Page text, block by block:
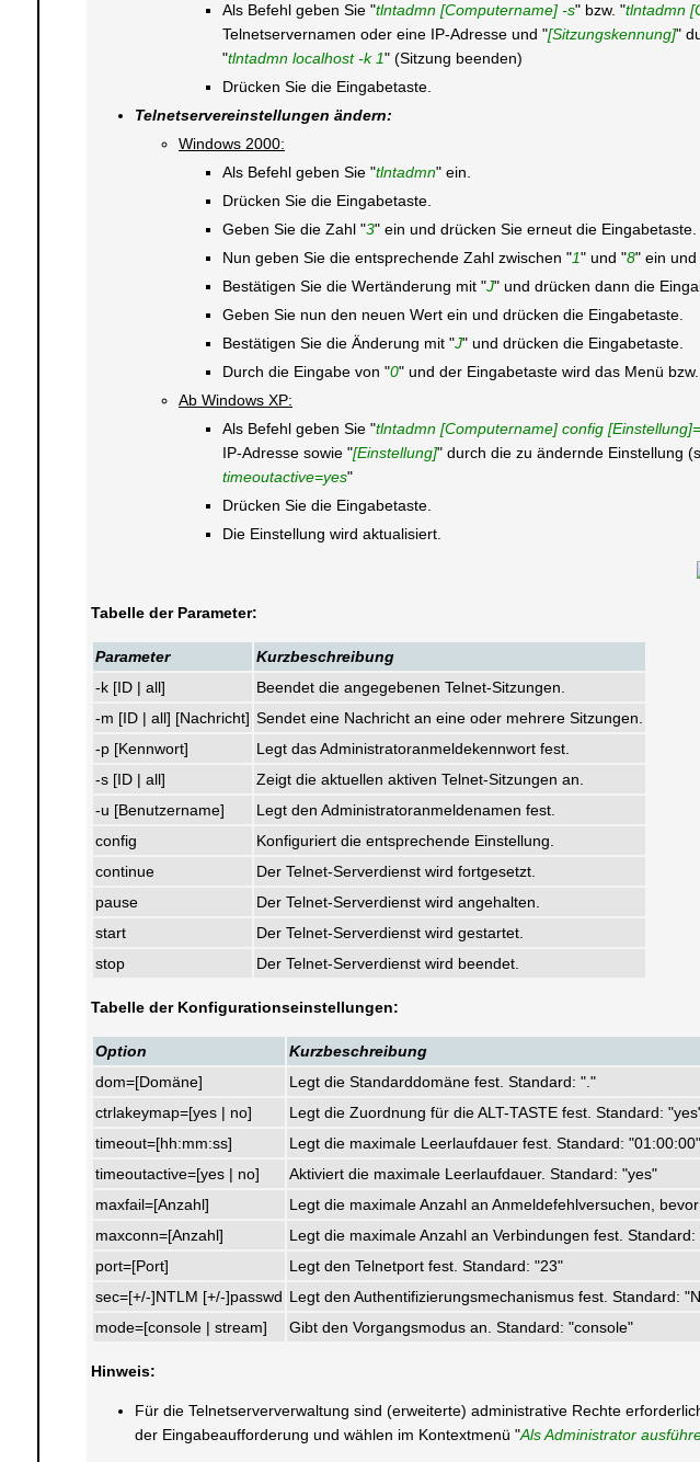
Als Befehl geben Sie "tlntadmn [Computername] -s" bzw. "tlntadmn
Telnetservernamen oder eine IP-Adresse und "[Sitzungskennung]"
"tlntadmn localhost -k 1" (Sitzung beenden)
Drücken Sie die Eingabetaste.
Telnetservereinstellungen ändern:
Windows 2000:
Als Befehl geben Sie "tlntadmn" ein.
Drücken Sie die Eingabetaste.
Geben Sie die Zahl "3" ein und drücken Sie erneut die Eingabetaste.
Nun geben Sie die entsprechende Zahl zwischen "1" und "8" ein und
Bestätigen Sie die Wertänderung mit "J" und drücken dann die
Geben Sie nun den neuen Wert ein und drücken die Eingabetaste.
Bestätigen Sie die Änderung mit "J" und drücken die Eingabetaste.
Durch die Eingabe von "0" und der Eingabetaste wird das Menü
Ab Windows XP:
Als Befehl geben Sie "tlntadmn [Computername] config
IP-Adresse sowie "[Einstellung]" durch die zu ändernde Einstellung
timeoutactive=yes"
Drücken Sie die Eingabetaste.
Die Einstellung wird aktualisiert.
Tabelle der Parameter:
Parameter
Kurzbeschreibung
-k [ID | all]
Beendet die angegebenen Telnet-Sitzungen.
-m [ID | all] [Nachricht] Sendet eine Nachricht an eine oder mehrere Sitzungen.
-p [Kennwort]
Legt das Administratoranmeldekennwort fest.
-s [ID | all]
Zeigt die aktuellen aktiven Telnet-Sitzungen an.
-u [Benutzername]
Legt den Administratoranmeldenamen fest.
config
Konfiguriert die entsprechende Einstellung.
continue
Der Telnet-Serverdienst wird fortgesetzt.
pause
Der Telnet-Serverdienst wird angehalten.
start
Der Telnet-Serverdienst wird gestartet.
stop
Der Telnet-Serverdienst wird beendet.
Tabelle der Konfigurationseinstellungen:
Option
Kurzbeschreibung
dom=[Domäne]
Legt die Standarddomäne fest. Standard: "."
ctrlakeymap=[yes | no]
Legt die Zuordnung für die ALT-TASTE fest. Standard:
timeout=[hh:mm:ss]
Legt die maximale Leerlaufdauer fest. Standard: "01:00:00"
timeoutactive=[yes | no]
Aktiviert die maximale Leerlaufdauer. Standard: "yes"
maxfail=[Anzahl]
Legt die maximale Anzahl an Anmeldefehlversuchen,
maxconn=[Anzahl]
Legt die maximale Anzahl an Verbindungen fest. Standard:
port=[Port]
Legt den Telnetport fest. Standard: "23"
sec=[+/-]NTLM [+/-]passwd Legt den Authentifizierungsmechanismus fest. Standard:
mode=[console | stream]
Gibt den Vorgangsmodus an. Standard: "console"
Hinweis:
Für die Telnetserververwaltung sind (erweiterte) administrative Rechte
der Eingabeaufforderung und wählen im Kontextmenü "Als Administrator